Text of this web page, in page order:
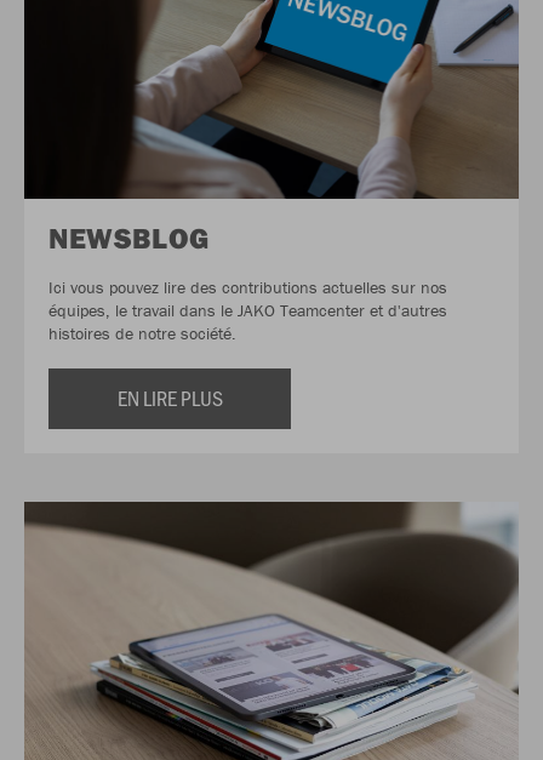
NEWSBLOG
Ici vous pouvez lire des contributions actuelles sur nos
équipes, le travail dans le JAKO Teamcenter et d'autres
histoires de notre société.
EN LIRE PLUS